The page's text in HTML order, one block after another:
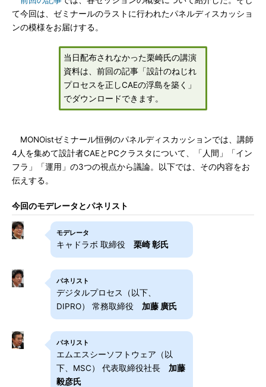
て今回は、ゼミナールのラストに行われたパネルディスカッショ
ンの模様をお届けする。
当日配布されなかった栗崎氏の講演
資料は、前回の記事「設計のねじれ
プロセスを正しCAEの浮島を築く」
でダウンロードできます。
MONOistゼミナール恒例のパネルディスカッションでは、講師
4人を集めて設計者CAEとPCクラスタについて、「人間」「イン
フラ」「運用」の3つの視点から議論。以下では、その内容をお
伝えする。
今回のモデレータとパネリスト
モデレータ
キャドラボ 取締役 栗崎 彰氏
パネリスト
デジタルプロセス（以下、
DIPRO） 常務取締役 加藤 廣氏
パネリスト
エムエスシーソフトウェア（以
下、MSC） 代表取締役社長 加藤
毅彦氏